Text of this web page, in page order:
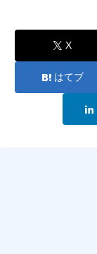
X
はてブ